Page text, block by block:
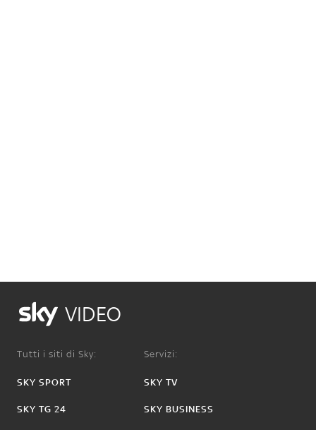
VIDEO
Tutti i siti di Sky:
SKY SPORT
SKY TG 24
Servizi:
SKY TV
SKY BUSINESS